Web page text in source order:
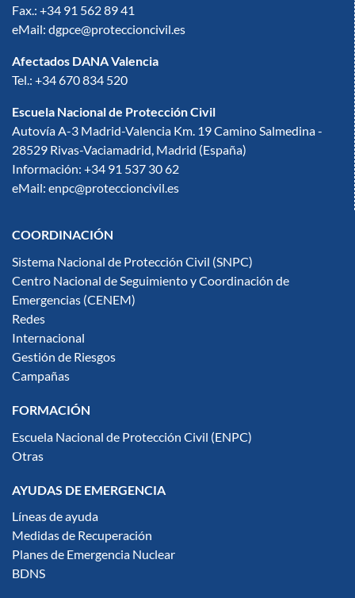
Fax.: +34 91 562 89 41
eMail: dgpce@proteccioncivil.es
Afectados DANA Valencia
Tel.: +34 670 834 520
Escuela Nacional de Protección Civil
Autovía A-3 Madrid-Valencia Km. 19 Camino Salmedina -
28529 Rivas-Vaciamadrid, Madrid (España)
Información: +34 91 537 30 62
eMail: enpc@proteccioncivil.es
COORDINACIÓN
Sistema Nacional de Protección Civil (SNPC)
Centro Nacional de Seguimiento y Coordinación de
Emergencias (CENEM)
Redes
Internacional
Gestión de Riesgos
Campañas
FORMACIÓN
Escuela Nacional de Protección Civil (ENPC)
Otras
AYUDAS DE EMERGENCIA
Líneas de ayuda
Medidas de Recuperación
Planes de Emergencia Nuclear
BDNS